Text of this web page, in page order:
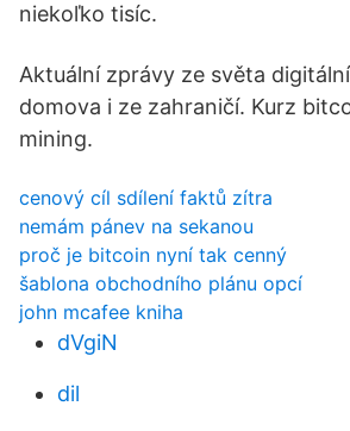
niekoľko tisíc.
Aktuální zprávy ze světa
domova i ze zahraničí. Kurz
mining.
cenový cíl sdílení faktů zítra
nemám pánev na sekanou
proč je bitcoin nyní tak cenný
šablona obchodního plánu opcí
john mcafee kniha
dVgiN
dil